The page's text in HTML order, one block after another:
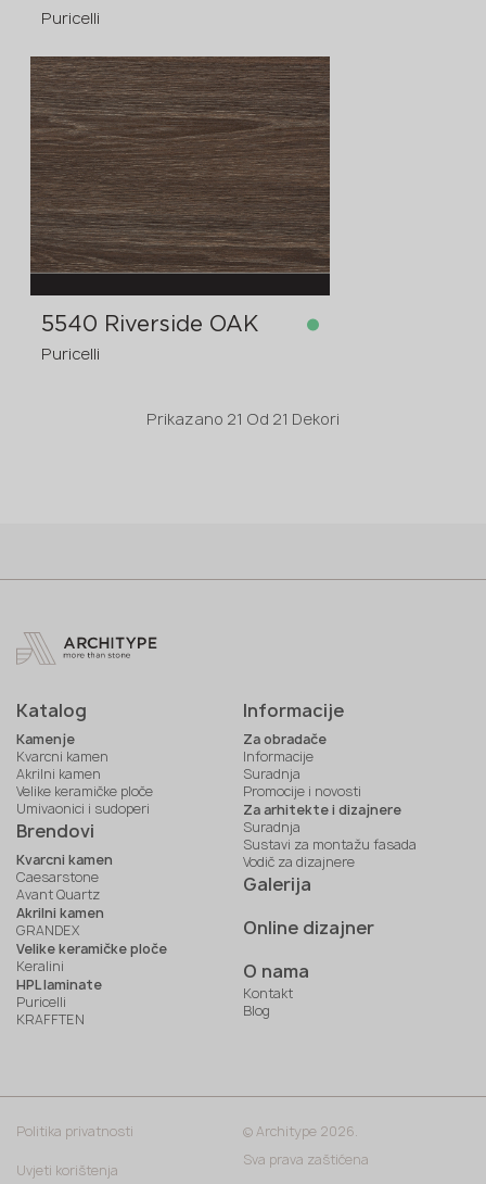
Puricelli
4200x1300x12 mm dostupno
5540 Riverside OAK
Puricelli
Prikazano 21 Od 21 Dekori
Katalog
Kamenje
Kvarcni kamen
Akrilni kamen
Velike keramičke ploče
Umivaonici i sudoperi
Brendovi
Kvarcni kamen
Caesarstone
Avant Quartz
Akrilni kamen
GRANDEX
Velike keramičke ploče
Keralini
HPL laminate
Puricelli
KRAFFTEN
Informacije
Za obradače
Informacije
Suradnja
Promocije i novosti
Za arhitekte i dizajnere
Suradnja
Sustavi za montažu fasada
Vodič za dizajnere
Galerija
Online dizajner
O nama
Kontakt
Blog
© Architype 2026.
Sva prava zaštićena
Politika privatnosti
Uvjeti korištenja